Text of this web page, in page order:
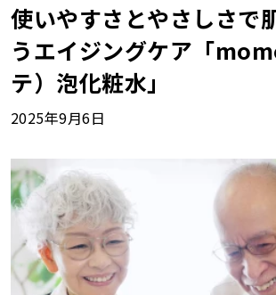
使いやすさとやさしさで
うエイジングケア「
テ）泡化粧水」
2025年9月6日